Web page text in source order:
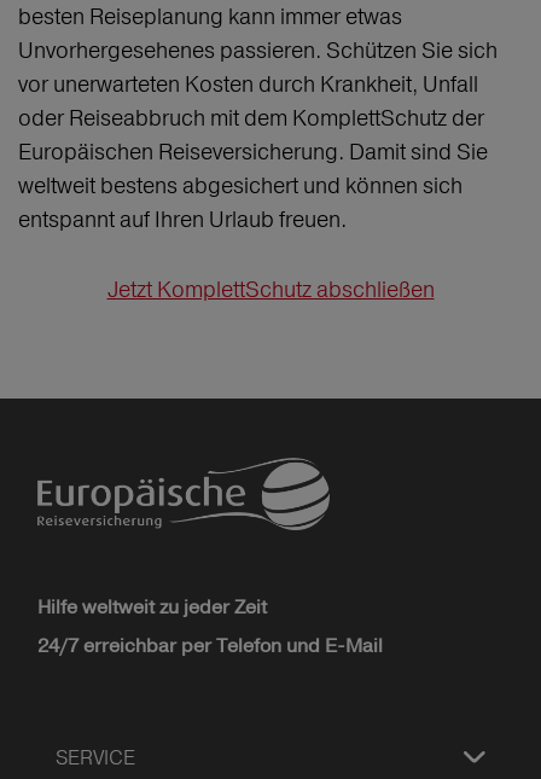
besten Reiseplanung kann immer etwas
Unvorhergesehenes passieren. Schützen Sie sich
vor unerwarteten Kosten durch Krankheit, Unfall
oder Reiseabbruch mit dem KomplettSchutz der
Europäischen Reiseversicherung. Damit sind Sie
weltweit bestens abgesichert und können sich
entspannt auf Ihren Urlaub freuen.
Jetzt KomplettSchutz abschließen
Hilfe weltweit zu jeder Zeit
24/7 erreichbar per Telefon und E-Mail
SERVICE